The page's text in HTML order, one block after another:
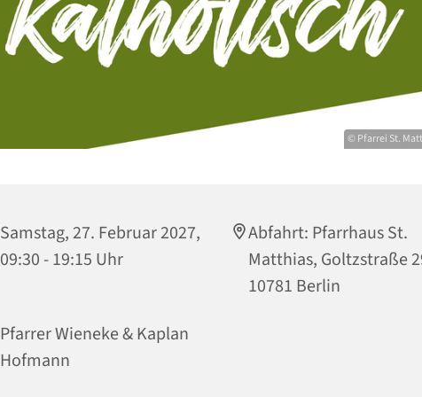
© Pfarrei St.
Samstag, 27. Februar 2027,
09:30 - 19:15 Uhr
Abfahrt: Pfarrhaus St.
Matthias, Goltzstraße
10781 Berlin
Pfarrer Wieneke & Kaplan
Hofmann